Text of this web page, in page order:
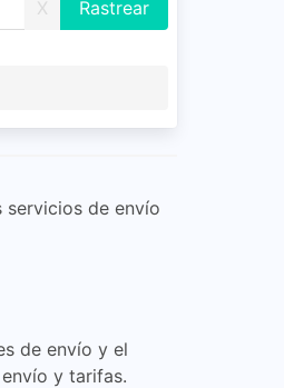
X
servicios de envío
de envío y el
y tarifas.